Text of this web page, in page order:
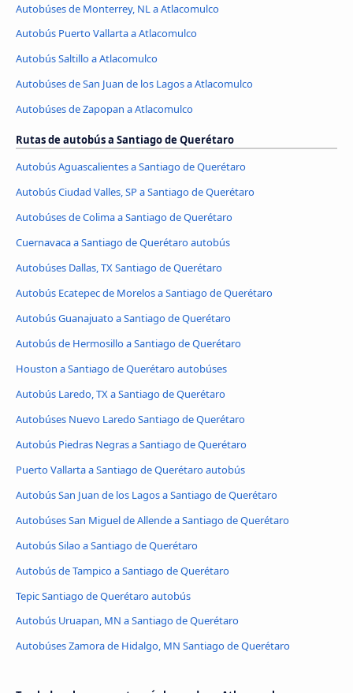
Autobúses de Monterrey, NL a Atlacomulco
Autobús Puerto Vallarta a Atlacomulco
Autobús Saltillo a Atlacomulco
Autobúses de San Juan de los Lagos a Atlacomulco
Autobúses de Zapopan a Atlacomulco
Rutas de autobús a Santiago de Querétaro
Autobús Aguascalientes a Santiago de Querétaro
Autobús Ciudad Valles, SP a Santiago de Querétaro
Autobúses de Colima a Santiago de Querétaro
Cuernavaca a Santiago de Querétaro autobús
Autobúses Dallas, TX Santiago de Querétaro
Autobús Ecatepec de Morelos a Santiago de Querétaro
Autobús Guanajuato a Santiago de Querétaro
Autobús de Hermosillo a Santiago de Querétaro
Houston a Santiago de Querétaro autobúses
Autobús Laredo, TX a Santiago de Querétaro
Autobúses Nuevo Laredo Santiago de Querétaro
Autobús Piedras Negras a Santiago de Querétaro
Puerto Vallarta a Santiago de Querétaro autobús
Autobús San Juan de los Lagos a Santiago de Querétaro
Autobúses San Miguel de Allende a Santiago de Querétaro
Autobús Silao a Santiago de Querétaro
Autobús de Tampico a Santiago de Querétaro
Tepic Santiago de Querétaro autobús
Autobús Uruapan, MN a Santiago de Querétaro
Autobúses Zamora de Hidalgo, MN Santiago de Querétaro